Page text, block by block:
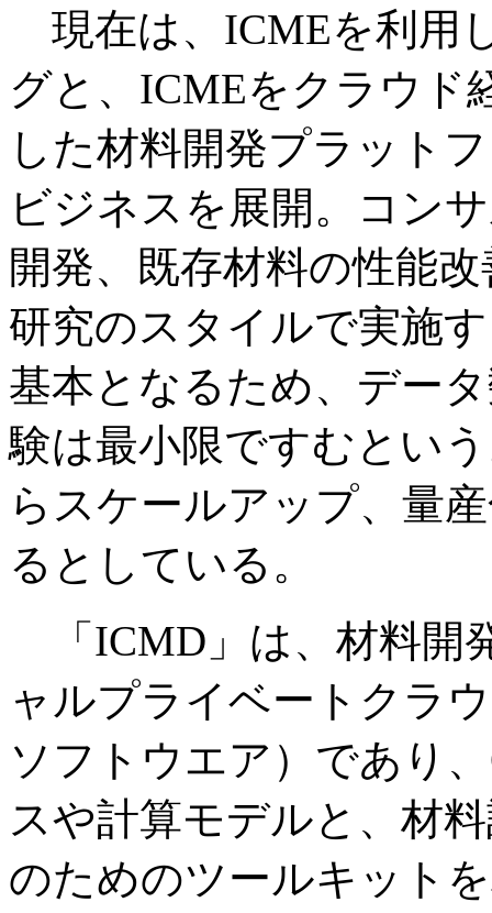
現在は、ICMEを利用
グと、ICMEをクラウド
した材料開発プラット
ビジネスを展開。コン
開発、既存材料の性能
研究のスタイルで実施
基本となるため、デー
験は最小限ですむとい
らスケールアップ、量
るとしている。
「ICMD」は、材料開
ャルプライベートクラ
ソフトウエア）であり
スや計算モデルと、材
のためのツールキット